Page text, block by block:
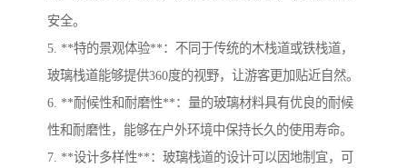
安全。
5. **特的景观体验**：不同于传统的木栈道或铁栈道，
玻璃栈道能够提供360度的视野，让游客更加贴近自然。
6. **耐候性和耐磨性**：量的玻璃材料具有优良的耐候
性和耐磨性，能够在户外环境中保持长久的使用寿命。
7. **设计多样性**：玻璃栈道的设计可以因地制宜，可